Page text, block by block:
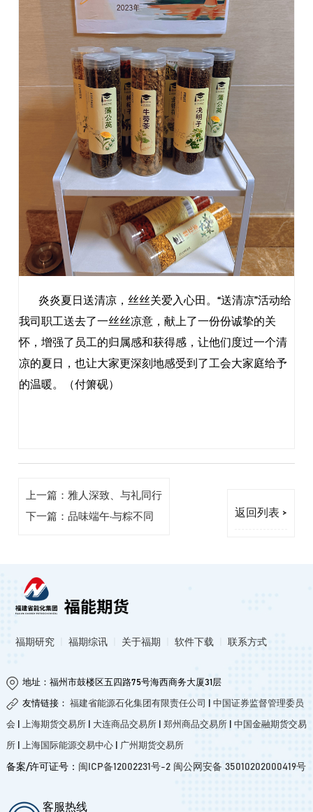
炎炎夏日送清凉，丝丝关爱入心田。“送清凉”活动给
我司职工送去了一丝丝凉意，献上了一份份诚挚的关
怀，增强了员工的归属感和获得感，让他们度过一个清
凉的夏日，也让大家更深刻地感受到了工会大家庭给予
的温暖。
（付箫砚）
上一篇：雅人深致、与礼同行
下一篇：品味端午·与粽不同
返回列表 >
福期研究 福期综讯 关于福期 软件下载 联系方式
地址：福州市鼓楼区五四路75号海西商务大厦31层
友情链接： 福建省能源石化集团有限责任公司 中国证券监督管理委员
会 上海期货交易所| 大连商品交易所| 郑州商品交易所| 中国金融期货交易
所| 上海国际能源交易中心| 广州期货交易所
备案/许可证号： 闽ICP备12002231号-2 闽公网安备 35010202000419号
客服热线